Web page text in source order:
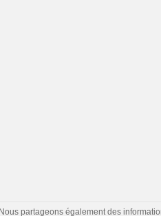
partageons également des